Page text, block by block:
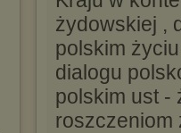
żydowskiej ,
polskim
dialogu
polskim ust -
roszczeniom